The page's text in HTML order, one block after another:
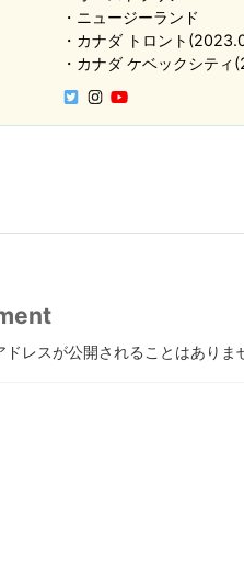
・ニュージーランド
・カナダ トロント
・カナダ ケベックシテ
ドレスが公開されることはありま